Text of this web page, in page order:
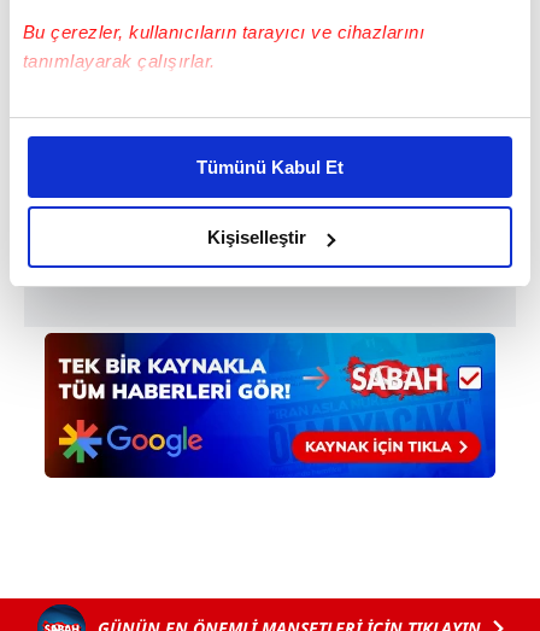
Bu çerezler, kullanıcıların tarayıcı ve cihazlarını
tanımlayarak çalışırlar.
Bu çerezlere izin vermeniz halinde sizlere özel
daha iyi reklam deneyimi yaşatabiliriz. Bunu yaparken
amacımızın size daha iyi bir reklam deneyimi sunmak
olduğunu ve sizlere en iyi içerikleri sunabilmek adına
elimizden gelen çabayı gösterdiğimizi ve bu noktada,
reklamların maliyetlerimizi karşılamak noktasında tek gelir
Her halükârda, kullanıcılar, bu çerezlere izin vermedikleri
takdirde, kullanıcılara hedefli reklamlar
gösterilmeyecektir."
toplumu hizmetlerinin sunulması amacıyla
Tümünü Kabul Et
Kişiselleştir